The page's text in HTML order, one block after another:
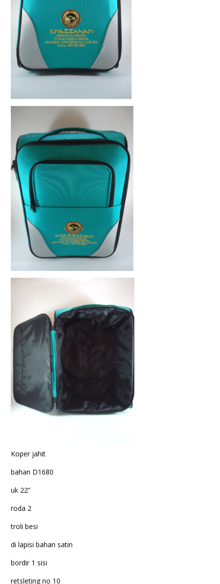
Koper jahit
bahan D1680
uk 22”
roda 2
troli besi
di lapisi bahan satin
bordir 1 sisi
retsleting no 10